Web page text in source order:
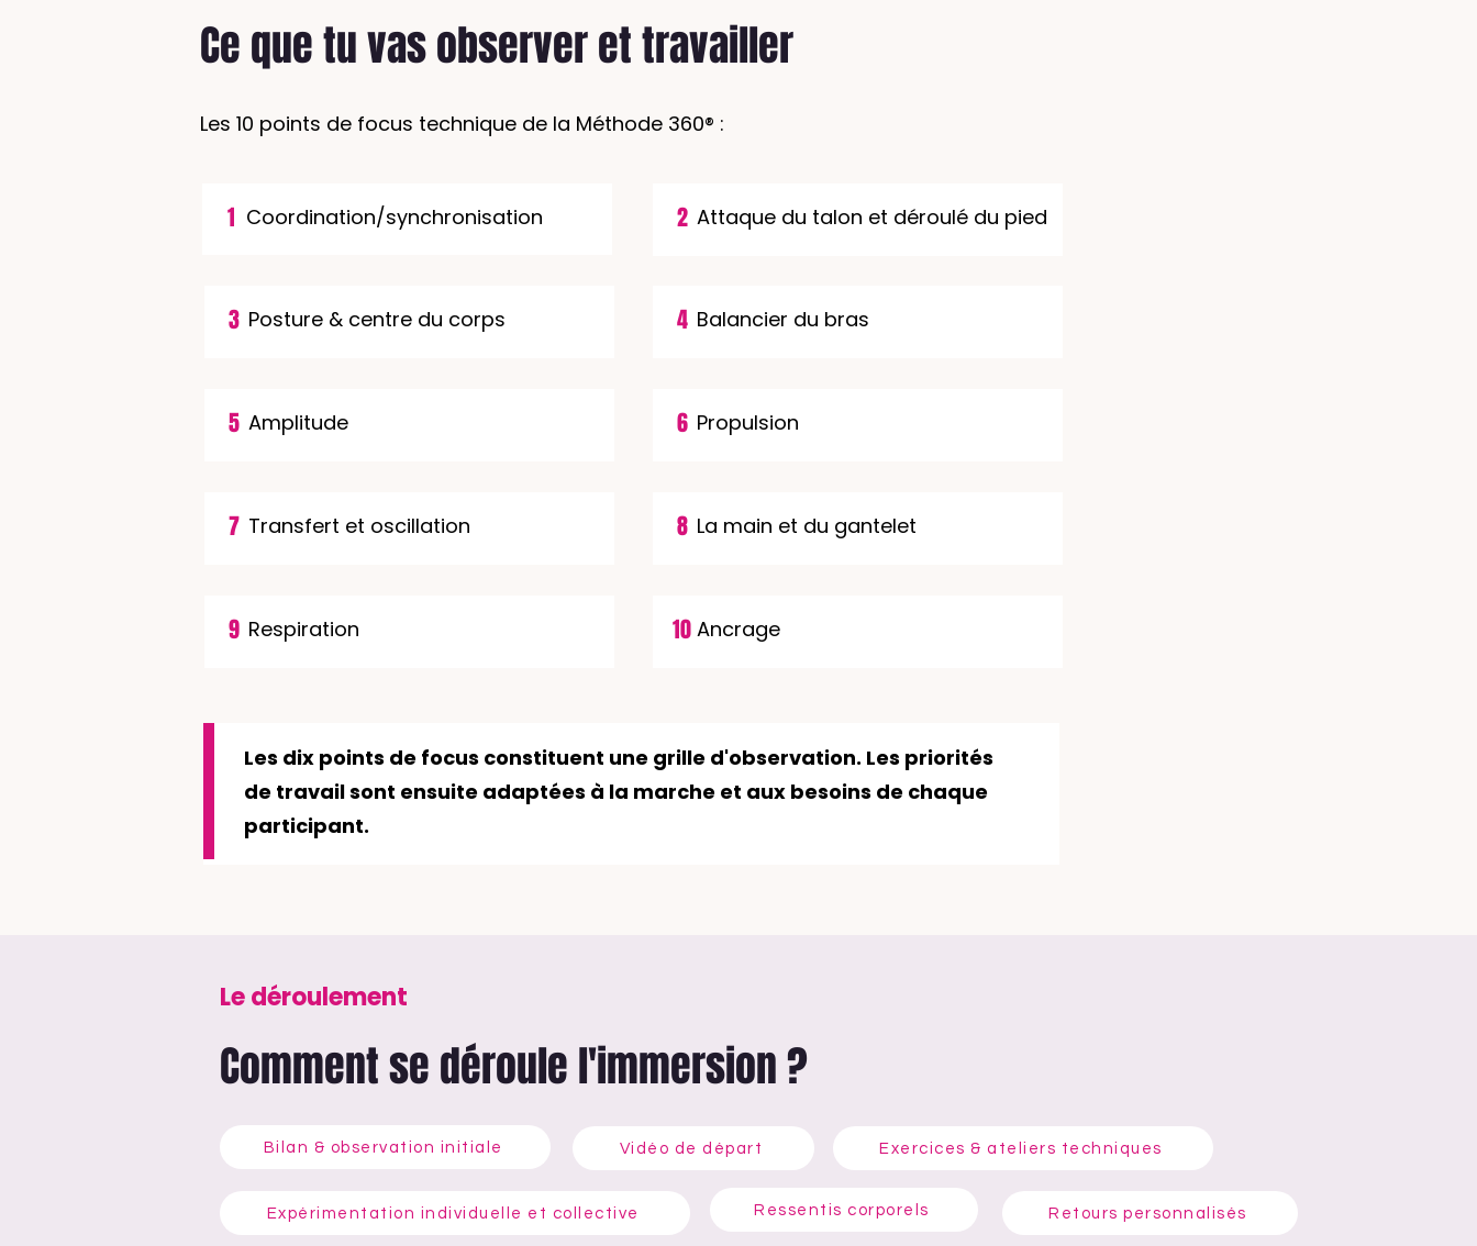
Ce que tu vas observer et travailler
Les 10 points de focus technique de la Méthode 360® :
1 Coordination/synchronisation 2 Attaque du talon et déroulé du pied
3 Posture & centre du corps 4 Balancier du bras
5 Amplitude 6 Propulsion
7 Transfert et oscillation 8 La main et du gantelet
9 Respiration 10 Ancrage
Les dix points de focus constituent une grille d'observation. Les priorités
de travail sont ensuite adaptées à la marche et aux besoins de chaque
participant.
Le déroulement
Comment se déroule l'immersion ?
Bilan & observation initiale Vidéo de départ Exercices & ateliers techniques
Expérimentation individuelle et collective Ressentis corporels Retours personnalisés